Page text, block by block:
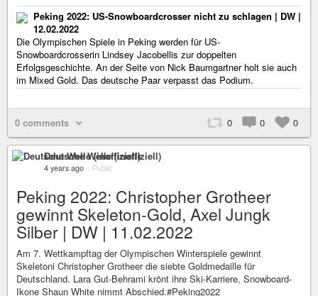
Peking 2022: US-Snowboardcrosser nicht zu schlagen | DW |
12.02.2022
Die Olympischen Spiele in Peking werden für US-
Snowboardcrosserin Lindsey Jacobellis zur doppelten
Erfolgsgeschichte. An der Seite von Nick Baumgartner holt sie auch
im Mixed Gold. Das deutsche Paar verpasst das Podium.
0 comments 0 0 0
Deutsche Welle (inoffiziell)
4 years ago – Public
Peking 2022: Christopher Grotheer
gewinnt Skeleton-Gold, Axel Jungk
Silber | DW | 11.02.2022
Am 7. Wettkampftag der Olympischen Winterspiele gewinnt
Skeletoni Christopher Grotheer die siebte Goldmedaille für
Deutschland. Lara Gut-Behrami krönt ihre Ski-Karriere, Snowboard-
Ikone Shaun White nimmt Abschied.#Peking2022